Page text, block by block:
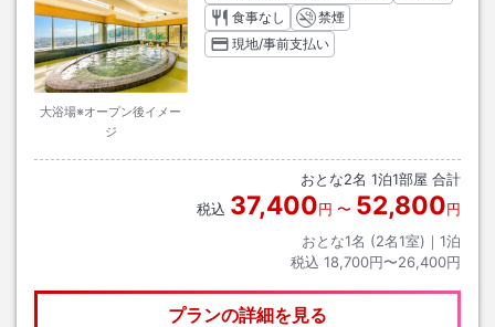
大浴場※オープン後イメー
ジ
食事なし
禁煙
現地/事前支払い
おとな2名 1泊1部屋 合計
税込 37,400円 〜 52,800円
おとな1名 (2名1室)｜ 1泊
税込 18,700円〜26,400円
プランの詳細を見る